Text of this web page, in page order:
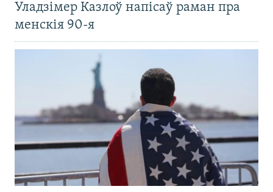
Уладзімер Казлоў напісаў раман пра
менскія 90-я